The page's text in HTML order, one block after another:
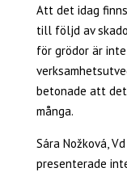
Att det idag
till följd av
för grödor är
betonade att
många.
Sára Nožková,
presenterade